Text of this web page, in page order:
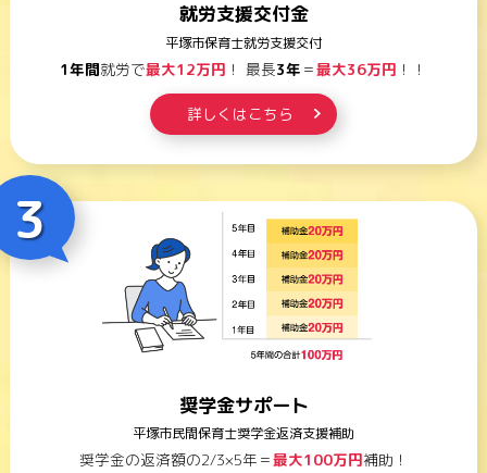
就労支援交付金
平塚市保育士就労支援交付
1年間就労で最大12万円 ！ 最長3年 ＝最大36万円 ！！
詳しくはこちら
3
奨学金サポート
平塚市民間保育士奨学金返済支援補助
奨学金の返済額の2/3×5年 ＝最大100万円補助！